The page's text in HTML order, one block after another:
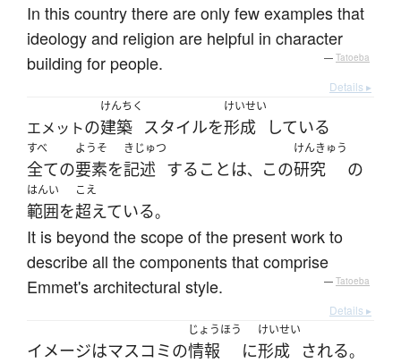
In this country there are only few examples that
ideology and religion are helpful in character
building for people.
— Tatoeba
Details ▸
エメットの
けんちく
建築 スタイルを
けいせい
形成 している
すべ
全ての
ようそ
要素を
きじゅつ
記述 する ことは、 この
けんきゅう
研究 の
はんい
範囲を
こえ
超えている。
It is beyond the scope of the present work to
describe all the components that comprise
Emmet's architectural style.
— Tatoeba
Details ▸
イメージはマスコミの
じょうほう
情報 に
けいせい
形成 される。